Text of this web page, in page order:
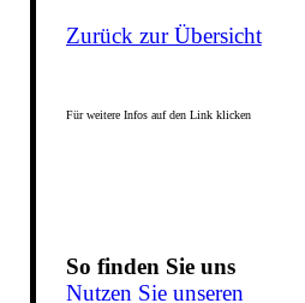
Zurück zur Übersicht
Für weitere Infos auf den Link klicken
So finden Sie uns
Nutzen Sie unseren